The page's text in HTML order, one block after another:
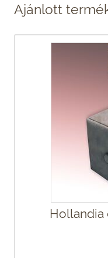
Ajánlott
Hollandia